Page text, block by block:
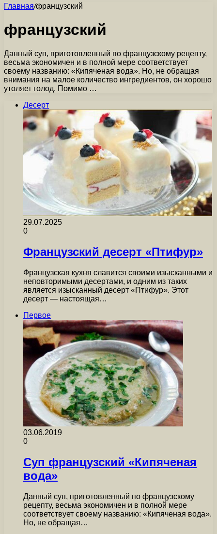
Главная/французский
французский
Данный суп, приготовленный по французскому рецепту,
весьма экономичен и в полной мере соответствует
своему названию: «Кипяченая вода». Но, не обращая
внимания на малое количество ингредиентов, он хорошо
утоляет голод. Помимо …
Десерт
29.07.2025
0
Французский десерт «Птифур»
Французская кухня славится своими изысканными и
неповторимыми десертами, и одним из таких
является изысканный десерт «Птифур». Этот
десерт — настоящая…
Первое
03.06.2019
0
Суп французский «Кипяченая
вода»
Данный суп, приготовленный по французскому
рецепту, весьма экономичен и в полной мере
соответствует своему названию: «Кипяченая вода».
Но, не обращая…